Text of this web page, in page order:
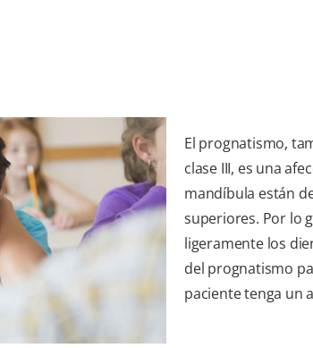
El prognatismo,
clase III, es una
mandíbula están
superiores. Por lo
ligeramente los
del prognatismo
paciente tenga un